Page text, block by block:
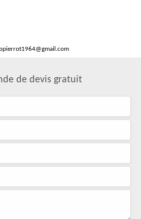
de devis gratuit